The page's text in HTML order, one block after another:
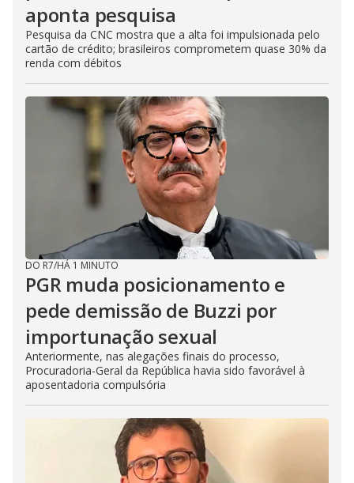
aponta pesquisa
Pesquisa da CNC mostra que a alta foi impulsionada pelo
cartão de crédito; brasileiros comprometem quase 30% da
renda com débitos
DO R7/HÁ 1 MINUTO
PGR muda posicionamento e
pede demissão de Buzzi por
importunação sexual
Anteriormente, nas alegações finais do processo,
Procuradoria-Geral da República havia sido favorável à
aposentadoria compulsória